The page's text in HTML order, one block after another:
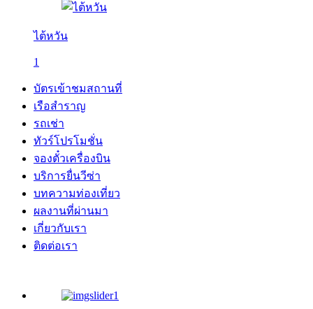
ไต้หวัน
1
บัตรเข้าชมสถานที่
เรือสำราญ
รถเช่า
ทัวร์โปรโมชั่น
จองตั๋วเครื่องบิน
บริการยื่นวีซ่า
บทความท่องเที่ยว
ผลงานที่ผ่านมา
เกี่ยวกับเรา
ติดต่อเรา